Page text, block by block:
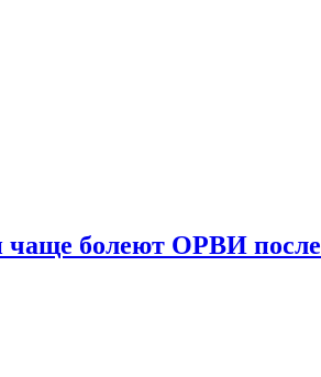
чаще болеют ОРВИ